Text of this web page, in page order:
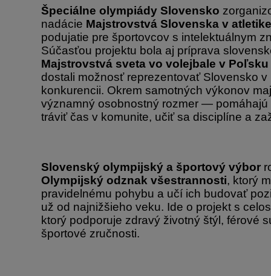
Špeciálne olympiády Slovensko
nadácie Majstrovstvá Slovenska v atletike
podujatie pre športovcov s intelektuálnym
Súčasťou projektu bola aj príprava
Majstrovstvá sveta vo volejbale v Poľsku
dostali možnosť reprezentovať Slovensko v
konkurencii. Okrem samotných výkonov
významný osobnostný rozmer — pomáhajú
tráviť čas v komunite, učiť sa disciplíne a
Slovenský olympijský a športový výbor
Olympijský odznak všestrannosti, ktorý
pravidelnému pohybu a učí ich budovať
už od najnižšieho veku. Ide o projekt s
ktorý podporuje zdravý životný štýl, férové
športové zručnosti.